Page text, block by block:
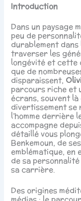
Introduction
Dans un paysage
peu de
durablement
traverser les
longévité et cette
que de
disparaissent,
parcours riche et
écrans, souvent
divertissement se
l’homme derrière
accompagne
détaillé vous
Benkemoun, de
emblématique, en
de sa
sa carrière.
Des origines